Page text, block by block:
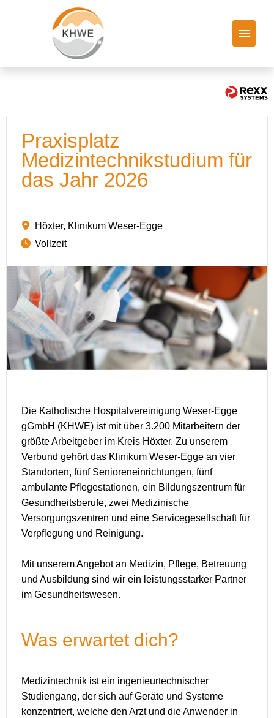
Arbeiten bei der KHWE
FAQPraxisplatz
Medizintechnikstudium für
das Jahr 2026
Höxter, Klinikum Weser-Egge
Vollzeit
Die Katholische Hospitalvereinigung Weser-Egge
gGmbH (KHWE) ist mit über 3.200 Mitarbeitern der
größte Arbeitgeber im Kreis Höxter. Zu unserem
Verbund gehört das Klinikum Weser-Egge an vier
Standorten, fünf Senioreneinrichtungen, fünf
ambulante Pflegestationen, ein Bildungszentrum für
Gesundheitsberufe, zwei Medizinische
Versorgungszentren und eine Servicegesellschaft für
Verpflegung und Reinigung.
Mit unserem Angebot an Medizin, Pflege, Betreuung
und Ausbildung sind wir ein leistungsstarker Partner
im Gesundheitswesen.
Was erwartet dich?
Medizintechnik ist ein ingenieurtechnischer
Studiengang, der sich auf Geräte und Systeme
konzentriert, welche den Arzt und die Anwender in